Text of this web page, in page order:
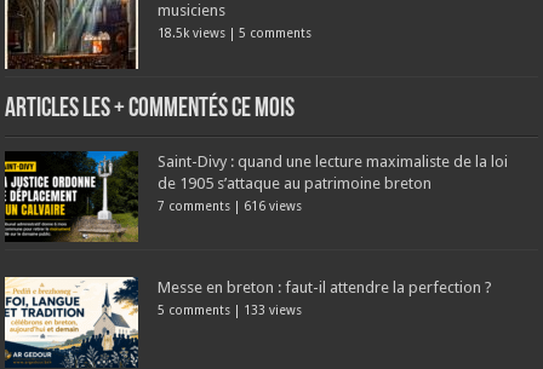
musiciens
18.5k views |5 comments
Articles les + commentés ce mois
Saint-Divy : quand une lecture maximaliste de la loi
de 1905 s’attaque au patrimoine breton
7 comments | 616 views
Messe en breton : faut-il attendre la perfection ?
5 comments | 133 views